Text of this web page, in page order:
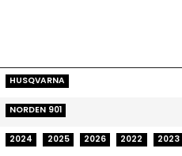
HUSQVARNA
NORDEN 901
2024 2025 2026 2022 2023